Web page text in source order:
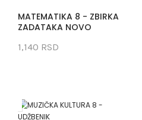
MATEMATIKA 8 - ZBIRKA
ZADATAKA NOVO
1,140 RSD